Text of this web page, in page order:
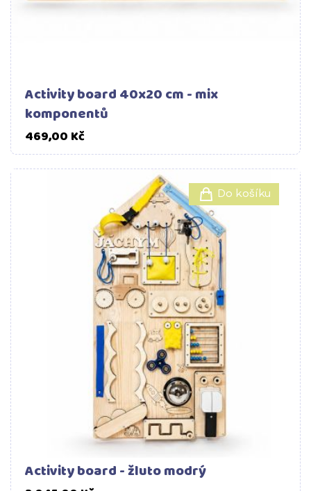
Activity board 40x20 cm - mix
komponentů
469,00 KčCena
Do košíku
Activity board - žluto modrý